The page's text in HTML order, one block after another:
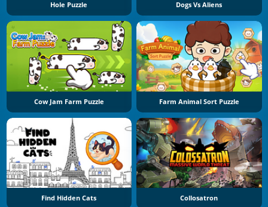
Hole Puzzle Dogs Vs Aliens
Cow Jam Farm Puzzle Farm Animal Sort Puzzle
Find Hidden Cats Collosatron